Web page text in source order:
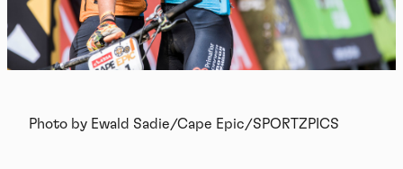
Photo by Ewald Sadie/Cape Epic/SPORTZPICS